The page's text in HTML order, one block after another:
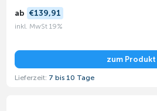
ab €139,91
inkl. MwSt 19%
zum Produkt
Lieferzeit: 7 bis 10 Tage